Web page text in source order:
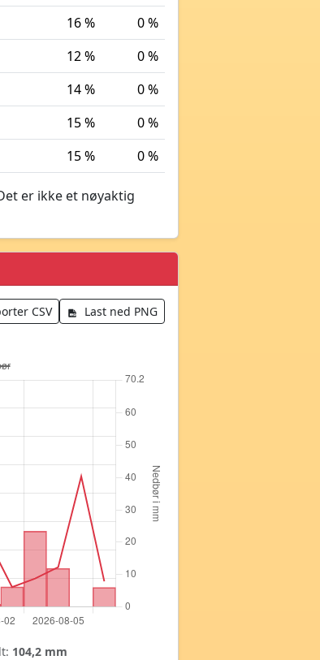
16 %
0 %
12 %
0 %
14 %
0 %
15 %
0 %
15 % 0 %
er ikke et nøyaktig
CSV
Last ned PNG
104,2 mm